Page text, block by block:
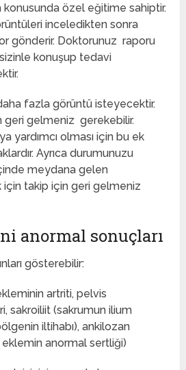
özel eğitime sahiptir.
inceledikten sonra
gönderir. Doktorunuz raporu
konuşup tedavi
fazla görüntü isteyecektir.
geri gelmeniz gerekebilir.
yardımcı olması için bu ek
Ayrıca durumunuzu
meydana gelen
takip için geri gelmeniz
anormal sonuçları
gösterebilir:
artriti, pelvis
sakroiliit (sakrumun ilium
iltihabı), ankilozan
anormal sertliği)